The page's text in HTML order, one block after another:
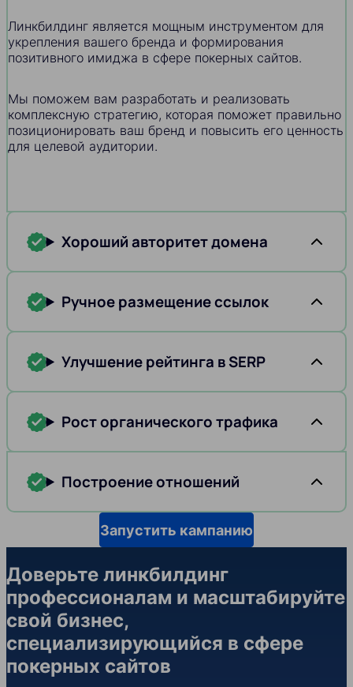
Линкбилдинг является мощным инструментом для
укрепления вашего бренда и формирования
позитивного имиджа в сфере покерных сайтов.
Мы поможем вам разработать и реализовать
комплексную стратегию, которая поможет правильно
позиционировать ваш бренд и повысить его ценность
для целевой аудитории.
Хороший авторитет домена
Ручное размещение ссылок
Улучшение рейтинга в SERP
Рост органического трафика
Построение отношений
Запустить кампанию
Доверьте линкбилдинг
профессионалам и масштабируйте
свой бизнес,
специализирующийся в сфере
покерных сайтов